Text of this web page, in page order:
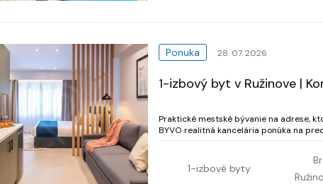
Ponuka 28. 07. 2026
1-izbový byt v Ružinove |
Praktické mestské bývanie na adrese,
BYVO realitná kancelária ponúka na
1-izbové byty